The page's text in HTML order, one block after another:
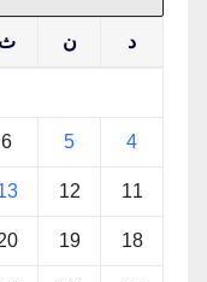
د ن ث
4
5
6
11
12
18
19